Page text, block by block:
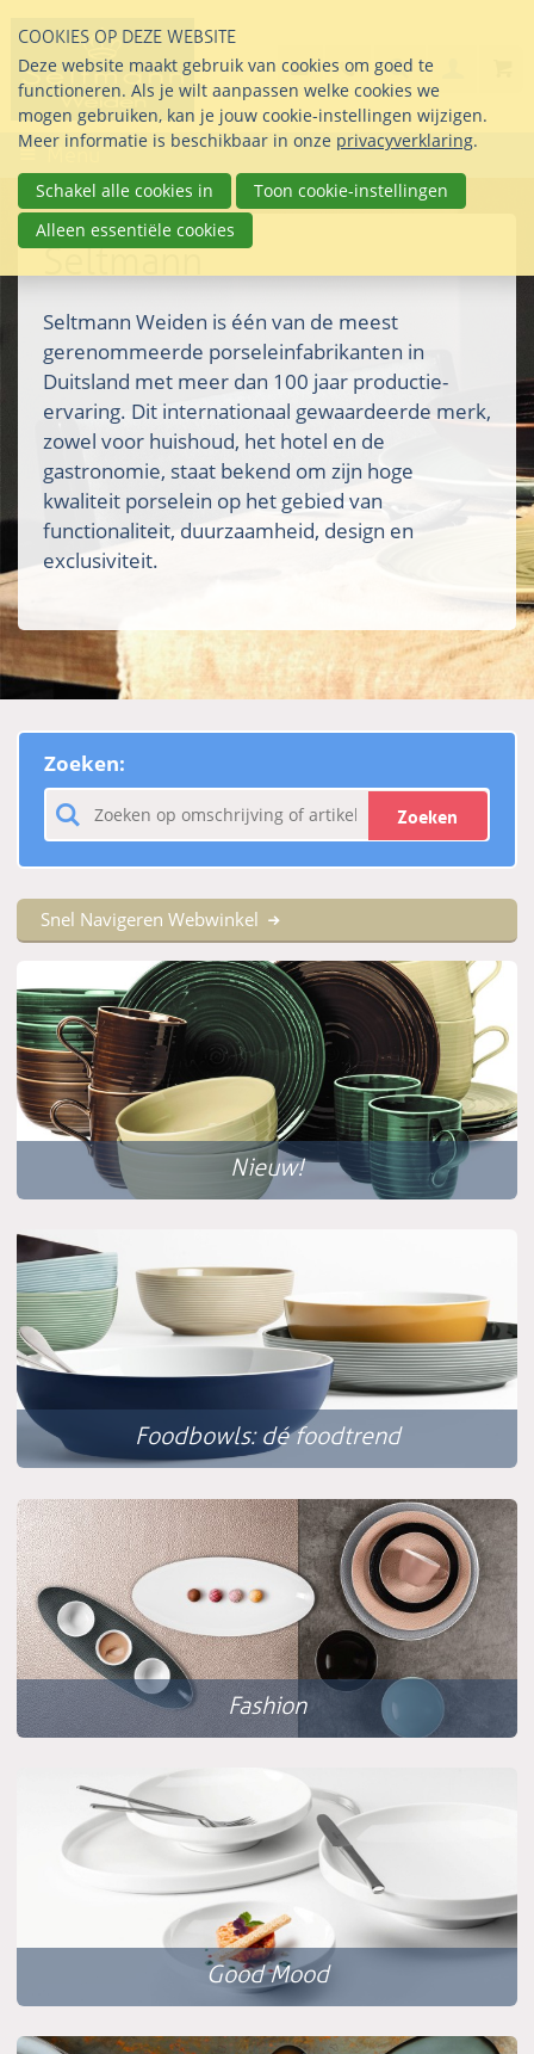
links
over
Direct
naar
inhoud
Direct
naar
het
info@seltmann-
Stel uw vraag
085 76 07 000
Search
Menu
Seltmann
Seltmann Weiden is één van de meest
gerenommeerde porseleinfabrikanten in
Duitsland met meer dan 100 jaar productie-
ervaring. Dit internationaal gewaardeerde merk,
zowel voor huishoud, het hotel en de
gastronomie, staat bekend om zijn hoge
kwaliteit porselein op het gebied van
functionaliteit, duurzaamheid, design en
exclusiviteit.
Zoeken:
Zoeken
Snel Navigeren Webwinkel
Nieuw!
Foodbowls: dé foodtrend
Fashion
Good Mood
COOKIES OP DEZE WEBSITE
Deze website maakt gebruik van cookies om goed te
functioneren. Als je wilt aanpassen welke cookies we
mogen gebruiken, kan je jouw cookie-instellingen wijzigen.
Meer informatie is beschikbaar in onze privacyverklaring.
Schakel alle cookies in
Toon cookie-instellingen
Alleen essentiële cookies